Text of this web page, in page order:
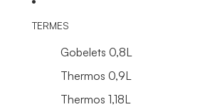
TERMES
Gobelets 0,8L
Thermos 0,9L
Thermos 1,18L